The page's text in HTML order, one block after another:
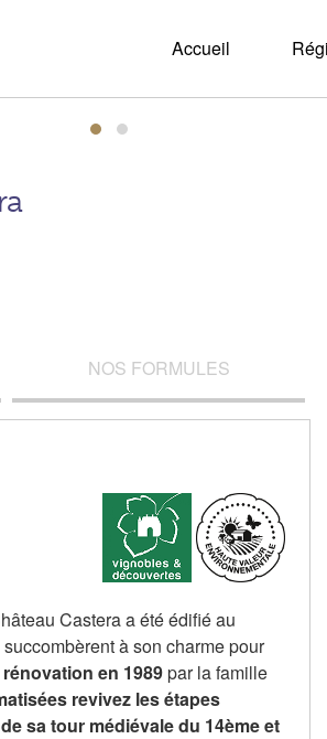
Accueil
NOS FORMULES
Castera a été édifié au
à son charme pour
en 1989par la famille
revivez les étapes
sa tour médiévale du 14ème et